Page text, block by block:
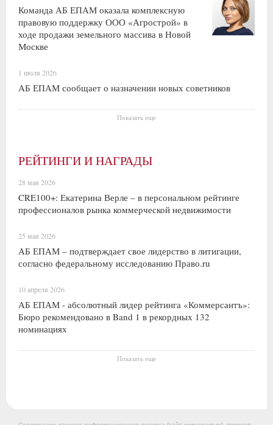
Команда АБ ЕПАМ оказала комплексную
правовую поддержку ООО «Агрострой» в
ходе продажи земельного массива в Новой
Москве
1 июля 2026
АБ ЕПАМ сообщает о назначении новых советников
Показать еще
РЕЙТИНГИ И НАГРАДЫ
28 мая 2026
CRE100+: Екатерина Верле – в персональном рейтинге
профессионалов рынка коммерческой недвижимости
25 мая 2026
АБ ЕПАМ – подтверждает свое лидерство в литигации,
согласно федеральному исследованию Право.ru
10 апреля 2026
АБ ЕПАМ - абсолютный лидер рейтинга «Коммерсантъ»:
Бюро рекомендовано в Band 1 в рекордных 132
номинациях
Показать еще